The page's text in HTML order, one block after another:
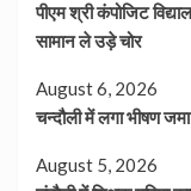
पीएम श्री कंपोजिट
सामान ले उड़े चोर
August 6, 2026
चन्दौली में लगा भीषण जमा
August 5, 2026